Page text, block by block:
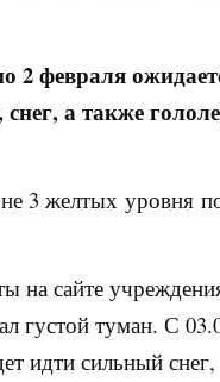
2 февраля
а также
3 желтых уровня
на сайте
густой туман. С
идти сильный снег,